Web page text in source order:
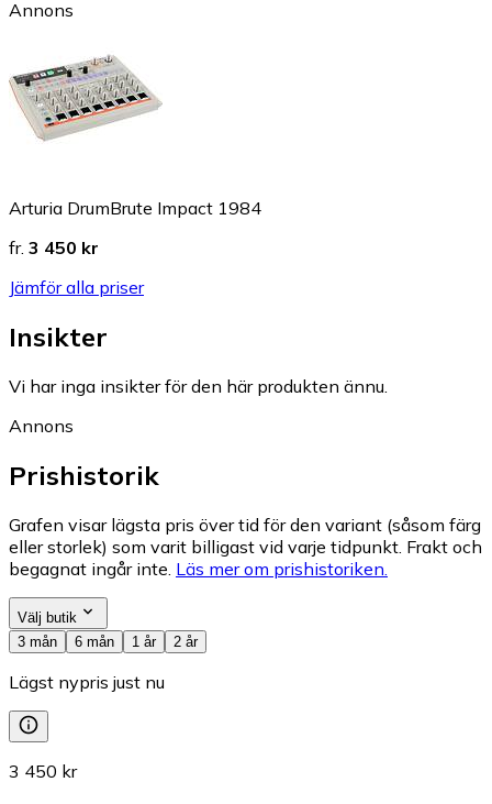
Annons
Arturia DrumBrute Impact 1984
fr. 3 450 kr
Jämför alla priser
Insikter
Vi har inga insikter för den här produkten ännu.
Annons
Prishistorik
Grafen visar lägsta pris över tid för den variant (såsom färg
eller storlek) som varit billigast vid varje tidpunkt. Frakt och
begagnat ingår inte. Läs mer om prishistoriken.
Välj butik
3 mån
6 mån 1 år 2 år
Lägst nypris just nu
3 450 kr